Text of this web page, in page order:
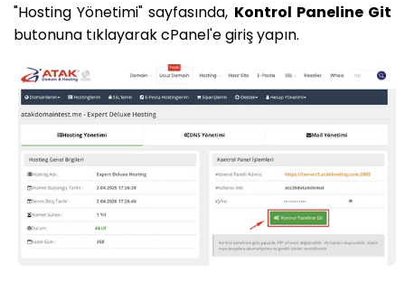
"Hosting Yönetimi" sayfasında, Kontrol Paneline Git
butonuna tıklayarak cPanel'e giriş yapın.